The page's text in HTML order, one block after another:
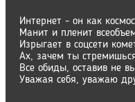
Интернет - он как
Манит и пленит
Изрыгает в соцсети
Ах, зачем ты
Все обиды, оставив не
Уважая себя, уважаю